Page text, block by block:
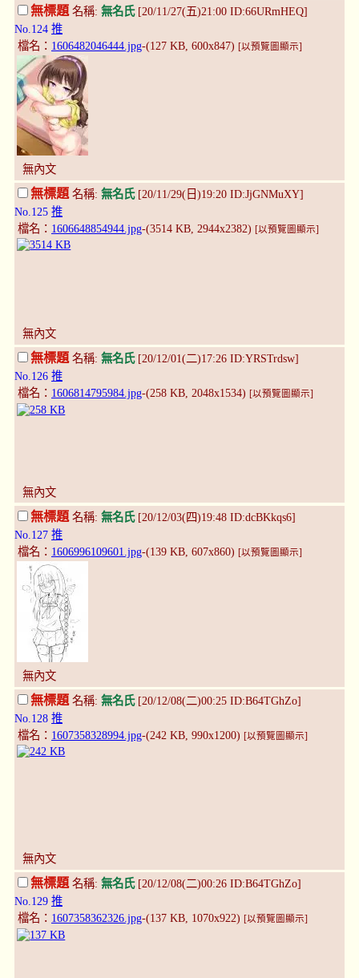
無標題 名稱: 無名氏[20/11/27(五)21:00 ID:66URmHEQ]
No.124 推
檔名： 1606482046444.jpg-(127 KB, 600x847) [以預覽圖顯示]
無內文
無標題 名稱: 無名氏[20/11/29(日)19:20 ID:JjGNMuXY]
No.125 推
檔名： 1606648854944.jpg-(3514 KB, 2944x2382) [以預覽圖顯示]
無內文
無標題名稱: 無名氏[20/12/01(二)17:26 ID:YRSTrdsw]
No.126 推
檔名： 1606814795984.jpg-(258 KB, 2048x1534) [以預覽圖顯示]
無內文
無標題 名稱: 無名氏[20/12/03(四)19:48 ID:dcBKkqs6]
No.127 推
檔名： 1606996109601.jpg-(139 KB, 607x860) [以預覽圖顯示]
無內文
無標題 名稱: 無名氏[20/12/08(二)00:25 ID:B64TGhZo]
No.128 推
檔名： 1607358328994.jpg-(242 KB, 990x1200) [以預覽圖顯示]
無內文
無標題名稱: 無名氏[20/12/08(二)00:26 ID:B64TGhZo]
No.129 推
檔名： 1607358362326.jpg-(137 KB, 1070x922) [以預覽圖顯示]